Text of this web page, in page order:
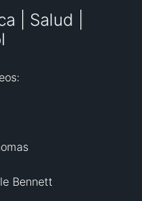
| Salud |
Bennett